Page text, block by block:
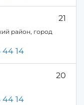
21
район, город
44 14
20
44 14